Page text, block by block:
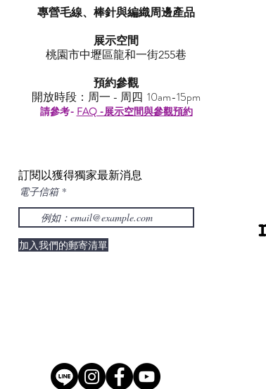
專營毛線、棒針與編織周邊產品
展示空間
​桃園市中壢區龍和一街255巷
預約參觀
開放時段：周一 - 周四 10am-15pm
請參考- FAQ -展示空間與參觀預約
訂閱以獲得獨家最新消息
電子信箱
加入我們的郵寄清單